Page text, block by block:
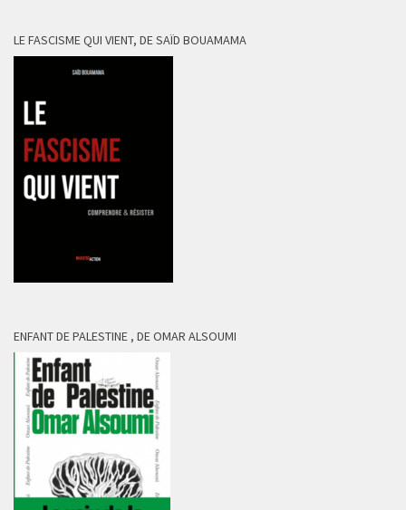
LE FASCISME QUI VIENT, DE SAÏD BOUAMAMA
ENFANT DE PALESTINE , DE OMAR ALSOUMI